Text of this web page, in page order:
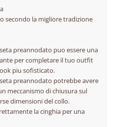
secondo la migliore tradizione
preannodato puo essere una
per completare il tuo outfit
piu sofisticato.
preannodato potrebbe avere
meccanismo di chiusura sul
dimensioni del collo.
la cinghia per una